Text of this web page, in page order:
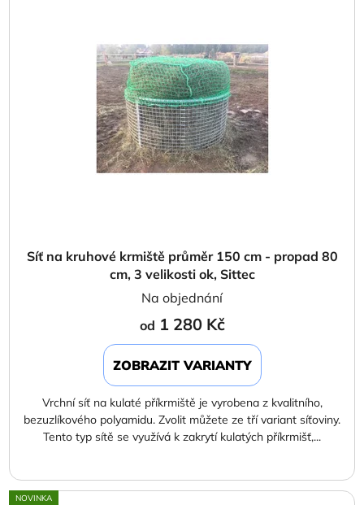
Síť na kruhové krmiště průměr 150 cm - propad 80
cm, 3 velikosti ok, Sittec
Na objednání
od 1 280 Kč
ZOBRAZIT VARIANTY
Vrchní síť na kulaté příkrmiště je vyrobena z kvalitního,
bezuzlíkového polyamidu. Zvolit můžete ze tří variant síťoviny.
Tento typ sítě se využívá k zakrytí kulatých příkrmišť,...
NOVINKA